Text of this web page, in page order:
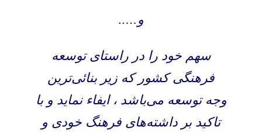
و…..
سهم خود را در راستای توسعه
فرهنگی کشور که زیر بنائی‌ترین
وجه توسعه می‌باشد ، ایفاء نماید و با
تاکید بر داشته‌های فرهنگ خودی و